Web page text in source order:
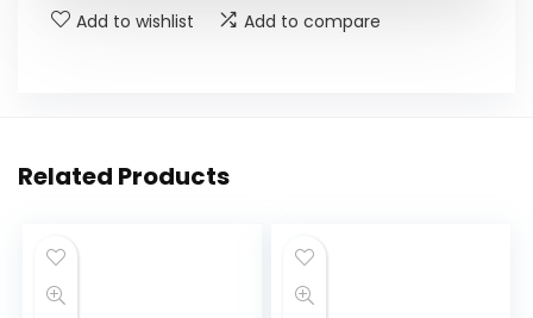
Add to wishlist Add to compare
Related Products